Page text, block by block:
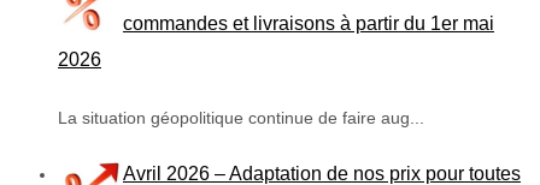
commandes et livraisons à partir du 1er mai
2026
La situation géopolitique continue de faire aug...
Avril 2026 – Adaptation de nos prix pour toutes